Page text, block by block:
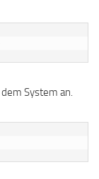
System an.